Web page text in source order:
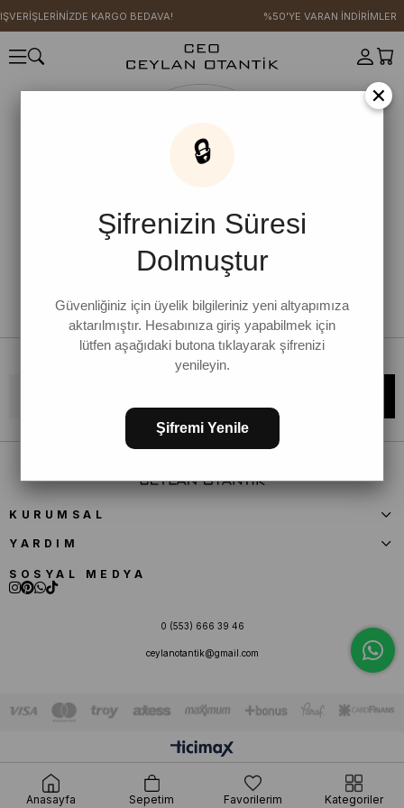
KARGO BEDAVA! %50'YE VARAN İNDİRİMLER
Bültene kaydolun, kampanya ve yenilikleri kaçırmayın!
KURUMSAL
YARDIM
SOSYAL MEDYA
0 (553) 666 39 46
ceylanotantik@gmail.com
×
🔒
Şifrenizin Süresi
Dolmuştur
Güvenliğiniz için üyelik bilgileriniz yeni altyapımıza
aktarılmıştır. Hesabınıza giriş yapabilmek için
lütfen aşağıdaki butona tıklayarak şifrenizi
yenileyin.
Şifremi Yenile
Anasayfa Sepetim Favorilerim Kategoriler